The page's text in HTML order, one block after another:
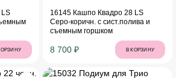
16145 Кашпо Квадро 28 LS
Серо-коричн. с сист.полива и
съемным горшком
8 700 ₽ В КОРЗИНУ